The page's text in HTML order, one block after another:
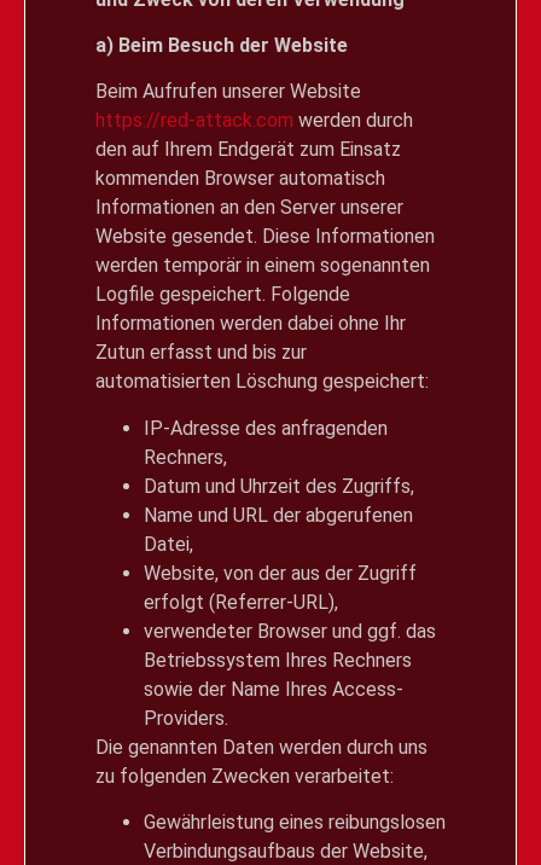
a) Beim Besuch der Website
Beim Aufrufen unserer Website
https://red-attack.com werden durch
den auf Ihrem Endgerät zum Einsatz
kommenden Browser automatisch
Informationen an den Server unserer
Website gesendet. Diese Informationen
werden temporär in einem sogenannten
Logfile gespeichert. Folgende
Informationen werden dabei ohne Ihr
Zutun erfasst und bis zur
automatisierten Löschung gespeichert:
IP-Adresse des anfragenden
Rechners,
Datum und Uhrzeit des Zugriffs,
Name und URL der abgerufenen
Datei,
Website, von der aus der Zugriff
erfolgt (Referrer-URL),
verwendeter Browser und ggf. das
Betriebssystem Ihres Rechners
sowie der Name Ihres Access-
Providers.
Die genannten Daten werden durch uns
zu folgenden Zwecken verarbeitet:
Gewährleistung eines reibungslosen
Verbindungsaufbaus der Website,